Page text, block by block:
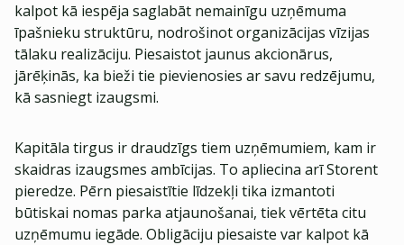
kalpot kā iespēja saglabāt nemainīgu uzņēmuma
īpašnieku struktūru, nodrošinot organizācijas vīzijas
tālaku realizāciju. Piesaistot jaunus akcionārus,
jārēķinās, ka bieži tie pievienosies ar savu redzējumu,
kā sasniegt izaugsmi.
Kapitāla tirgus ir draudzīgs tiem uzņēmumiem, kam ir
skaidras izaugsmes ambīcijas. To apliecina arī Storent
pieredze. Pērn piesaistītie līdzekļi tika izmantoti
būtiskai nomas parka atjaunošanai, tiek vērtēta citu
uzņēmumu iegāde. Obligāciju piesaiste var kalpot kā